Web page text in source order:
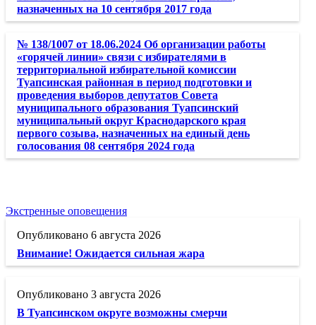
назначенных на 10 сентября 2017 года
№ 138/1007 от 18.06.2024 Об организации работы
«горячей линии» связи с избирателями в
территориальной избирательной комиссии
Туапсинская районная в период подготовки и
проведения выборов депутатов Совета
муниципального образования Туапсинский
муниципальный округ Краснодарского края
первого созыва, назначенных на единый день
голосования 08 сентября 2024 года
Экстренные оповещения
6 августа 2026
Внимание! Ожидается сильная жара
3 августа 2026
В Туапсинском округе возможны смерчи